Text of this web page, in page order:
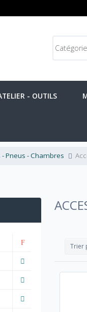
- OUTILS
- Pneus - Chambres
Trier